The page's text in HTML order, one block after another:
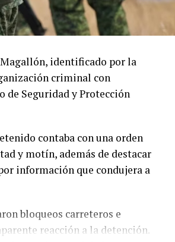
identificado por la
criminal con
de Seguridad y Protección
contaba con una orden
y motín, además de destacar
información que condujera a
bloqueos carreteros e
reacción a la detención.